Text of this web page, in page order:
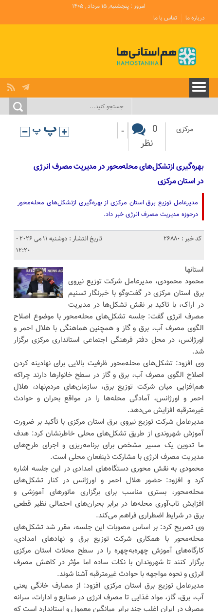
امروز : پنجشنبه, ۱۵ مرداد , ۱۴۰۵
درباره ما
تماس با ما
مرکزی
0
نظر
-
بهره‌گیری ازتشکل‌های محله‌محور در مدیریت مصرف انرژی
در استان مرکزی
مدیرعامل توزیع برق استان مرکزی از بهره‌گیری ازتشکل‌های محله‌محور
درحوزه مدیریت مصرف انرژی خبر داد.
کد خبر : 26880
تاریخ انتشار : دوشنبه 11 می 2026 -
12:20
استانها
محمود محمودی، مدیرعامل شرکت توزیع نیروی
برق استان مرکزی در گفت‌و‌گو با خبرنگار تسنیم
در اراک، با تاکید بر نقش تشکل‌ها در مدیریت
مصرف انرژی گفت: جلسه تشکل‌های محله‌محور با موضوع اصلاح
الگوی مصرف آب، برق و گاز و همچنین هماهنگی با هلال احمر و
اورژانس، در محل دفتر فرهنگی اجتماعی استانداری مرکزی برگزار
شد.
وی افزود: تشکل‌های محله‌محور ظرفیت بالایی برای نهادینه کردن
اصلاح الگوی مصرف آب، برق و گاز در سطح خانوارها دارند چراکه
هم‌افزایی میان شرکت توزیع برق، سازمان‌های مردم‌نهاد، هلال
احمر و اورژانس، آمادگی محله‌ها را در مواقع بحران و حوادث
غیرمترقبه افزایش می‌دهد.
مدیرعامل شرکت توزیع نیروی برق استان مرکزی با تأکید بر ضرورت
آموزش شهروندی از طریق تشکل‌های محلی خاطرنشان کرد: هدف
ما تدوین یک مسیر مشخص برای برنامه‌ریزی و اجرای طرح‌های
مدیریت مصرف انرژی با مشارکت ذینفعان محلی است.
محمودی به نقش محوری دستگاه‌های امدادی در این جلسه اشاره
کرد و افزود: حضور هلال احمر و اورژانس در کنار تشکل‌های
محله‌محور، بستری مناسب برای برگزاری مانورهای آموزشی و
افزایش تاب‌آوری محله‌ها در برابر بحران‌های احتمالی نظیر قطعی
برق در شرایط اضطراری فراهم می‌کند.
وی تصریح کرد: بر اساس مصوبات این جلسه، مقرر شد تشکل‌های
محله‌محور با همکاری شرکت توزیع برق و نهادهای امدادی،
کارگاه‌های آموزش چهره‌به‌چهره را در سطح محلات استان مرکزی
برگزار کنند تا شهروندان با نکات ساده اما مؤثر در کاهش مصرف
انرژی و نحوه مواجهه با حوادث غیرمترقبه آشنا شوند.
مدیرعامل توزیع برق استان مرکزی افزود: از مصارف خانگی یعنی
آب، برق، گاز، مواد غذایی تا مصرف انرژی در صنایع و ادارات، سرانه
مصرف در ایران اغلب چند برابر میانگین معمول و استاندارد است که